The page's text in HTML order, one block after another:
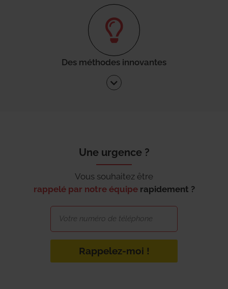
Des méthodes innovantes
Une urgence ?
Vous souhaitez être
rappelé par notre équipe rapidement ?
Rappelez-moi !